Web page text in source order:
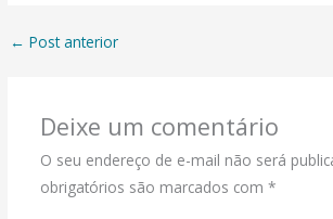
← Post anterior
Deixe um comentário
O seu endereço de e-mail não será
obrigatórios são marcados com *